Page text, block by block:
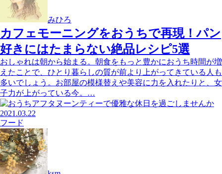
みひろ
カフェモーニングをおうちで再現！パン
好きにはたまらない絶品レシピ5選
おしゃれは朝から始まる。朝食をもっと豊かにおうち時間が増
えたことで、ひとり暮らしの質が前より上がってきている人も
多いでしょう。お部屋の模様替えや美容に力を入れたりと、女
子力が上がっている今。…
2021.03.22
フード